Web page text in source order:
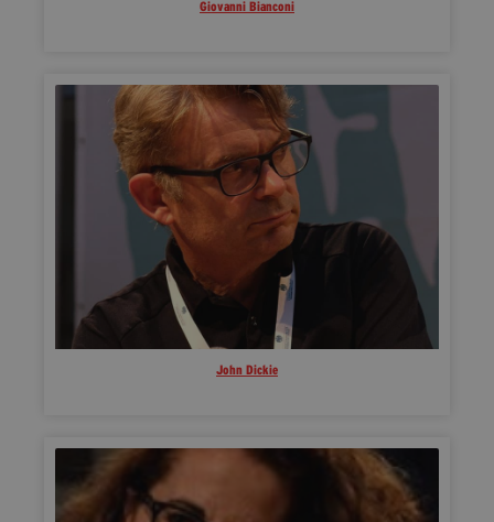
Giovanni Bianconi
John Dickie